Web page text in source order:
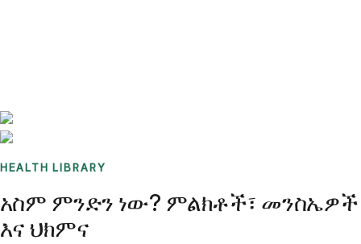
HEALTH LIBRARY
አስም ምንድን ነው? ምልክቶች፣ መንስኤዎች
እና ህክምና